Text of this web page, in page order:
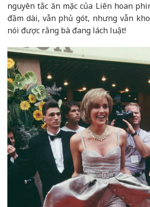
nguyên tắc ăn mặc của Liên hoan
đầm dài, vẫn phủ gót, nhưng vẫn
nói được rằng bà đang lách luật!